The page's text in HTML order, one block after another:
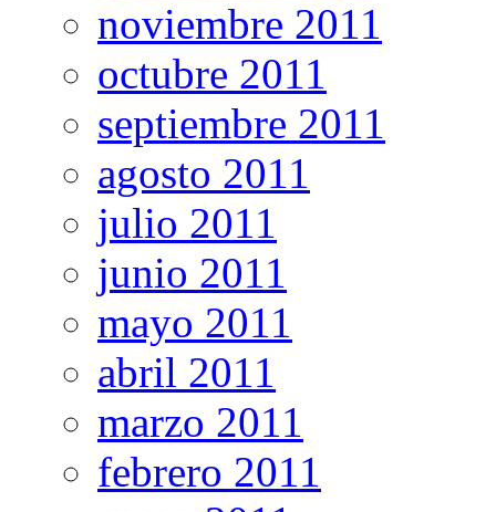
noviembre 2011
octubre 2011
septiembre 2011
agosto 2011
julio 2011
junio 2011
mayo 2011
abril 2011
marzo 2011
febrero 2011